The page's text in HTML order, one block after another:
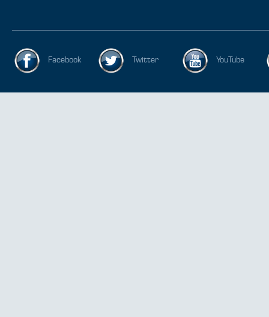
Facebook Twitter YouTube